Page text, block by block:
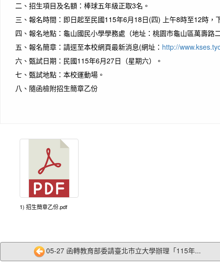
二、 招生項目及名額：棒球五年級正取3名。
三、 報名時間：即日起至民國115年6月18日(四) 上午8時至12時，
四、 報名地點：龜山國民小學學務處（地址：桃園市龜山區萬壽
五、 報名簡章：請逕至本校網頁最新消息(網址： http://
六、 甄試日期：民國115年6月27日（星期六）。
七、 甄試地點：本校運動場。
八、 隨函檢附招生簡章乙份
1) 招生簡章乙份.pdf
05-27 函轉教育部委請臺北市立大學辦理「115年...